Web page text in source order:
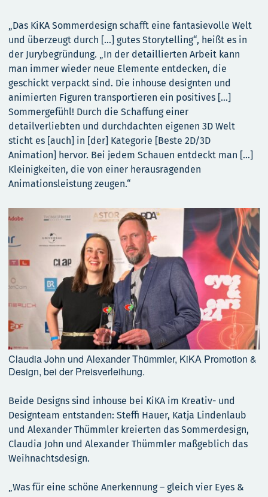
„Das KiKA Sommerdesign schafft eine fantasievolle Welt
und überzeugt durch […] gutes Storytelling“, heißt es in
der Jurybegründung. „In der detaillierten Arbeit kann
man immer wieder neue Elemente entdecken, die
geschickt verpackt sind. Die inhouse designten und
animierten Figuren transportieren ein positives […]
Sommergefühl! Durch die Schaffung einer
detailverliebten und durchdachten eigenen 3D Welt
sticht es [auch] in [der] Kategorie [Beste 2D/3D
Animation] hervor. Bei jedem Schauen entdeckt man […]
Kleinigkeiten, die von einer herausragenden
Animationsleistung zeugen.“
Claudia John und Alexander Thümmler, KiKA Promotion &
Design, bei der Preisverleihung.
Beide Designs sind inhouse bei KiKA im Kreativ- und
Designteam entstanden: Steffi Hauer, Katja Lindenlaub
und Alexander Thümmler kreierten das Sommerdesign,
Claudia John und Alexander Thümmler maßgeblich das
Weihnachtsdesign.
„Was für eine schöne Anerkennung – gleich vier Eyes &